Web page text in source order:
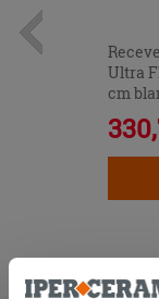
Ultra
cm